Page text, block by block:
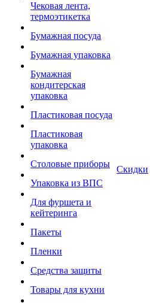
Чековая лента,
термоэтикетка
Бумажная посуда
Бумажная упаковка
Бумажная
кондитерская
упаковка
Пластиковая посуда
Пластиковая
упаковка
Столовые приборы
Упаковка из ВПС
Для фуршета и
кейтеринга
Пакеты
Пленки
Средства защиты
Товары для кухни
Скидки